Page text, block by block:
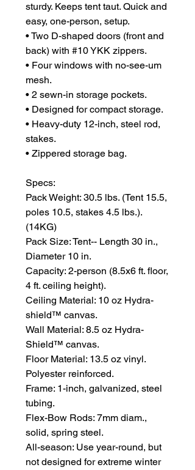
sturdy. Keeps tent taut. Quick and
easy, one-person, setup.
• Two D-shaped doors (front and
back) with #10 YKK zippers.
• Four windows with no-see-um
mesh.
• 2 sewn-in storage pockets.
• Designed for compact storage.
• Heavy-duty 12-inch, steel rod,
stakes.
• Zippered storage bag.
Specs:
Pack Weight: 30.5 lbs. (Tent 15.5,
poles 10.5, stakes 4.5 lbs.).
(14KG)
Pack Size: Tent-- Length 30 in.,
Diameter 10 in.
Capacity: 2-person (8.5x6 ft. floor,
4 ft. ceiling height).
Ceiling Material: 10 oz Hydra-
shield™ canvas.
Wall Material: 8.5 oz Hydra-
Shield™ canvas.
Floor Material: 13.5 oz vinyl.
Polyester reinforced.
Frame: 1-inch, galvanized, steel
tubing.
Flex-Bow Rods: 7mm diam.,
solid, spring steel.
All-season: Use year-round, but
not designed for extreme winter